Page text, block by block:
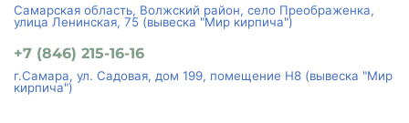
Самарская область, Волжский район, село Преображенка,
улица Ленинская, 75 (вывеска "Мир кирпича")
+7 (846) 215-16-16
г.Самара, ул. Садовая, дом 199, помещение Н8 (вывеска "Мир
кирпича")